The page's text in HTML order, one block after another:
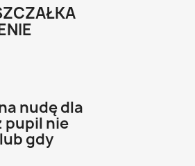
nudę dla
pupil nie
gdy